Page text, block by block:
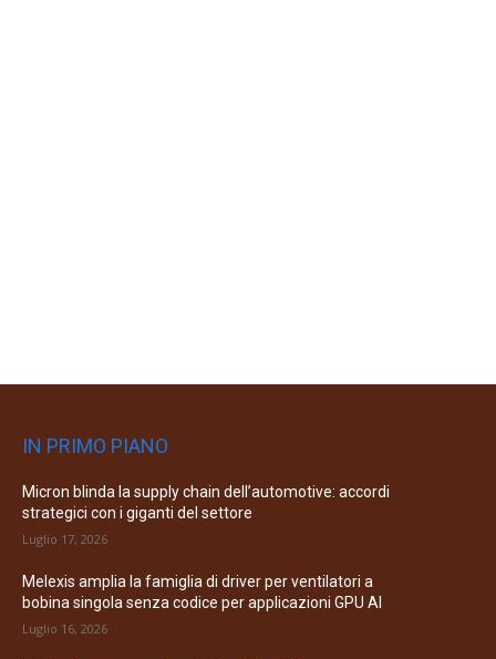
IN PRIMO PIANO
Micron blinda la supply chain dell’automotive: accordi
strategici con i giganti del settore
Luglio 17, 2026
Melexis amplia la famiglia di driver per ventilatori a
bobina singola senza codice per applicazioni GPU AI
Luglio 16, 2026